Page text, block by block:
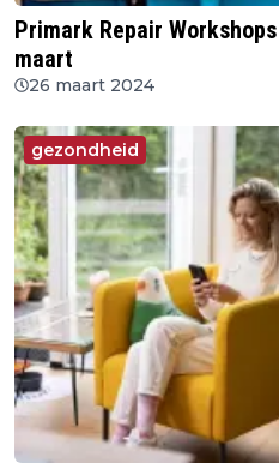
Primark Repair
maart
26 maart 2024
gezondheid